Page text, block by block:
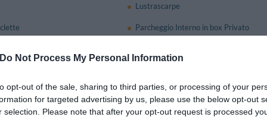
Do Not Process My Personal Information
opt-out of the sale, sharing to third parties, or processing of your
for targeted advertising by us, please use the below opt-out
selection. Please note that after your opt-out request is processed
Lustrascarpe
Parcheggio Interno in box Privato
Servizio Fax
Stireria
Spiaggia